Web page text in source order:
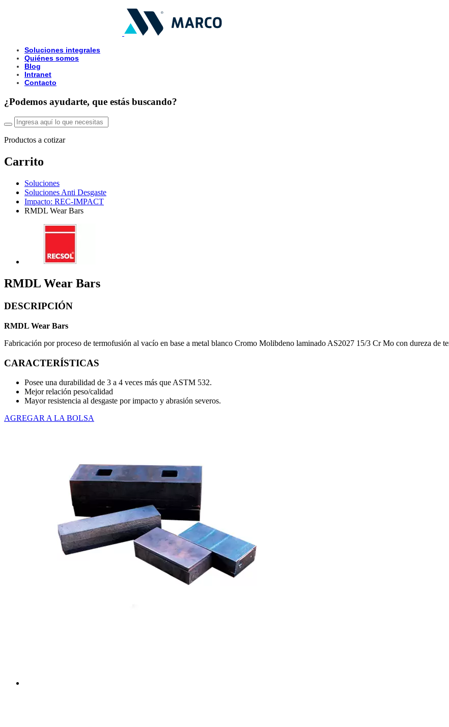
Soluciones integrales
Quiénes somos
Blog
Intranet
Contacto
¿Podemos ayudarte, que estás buscando?
Productos a cotizar
Carrito
Soluciones
Soluciones Anti Desgaste
Impacto: REC-IMPACT
RMDL Wear Bars
RMDL Wear Bars
DESCRIPCIÓN
RMDL Wear Bars
Fabricación por proceso de termofusión al vacío en base a metal blanco Cromo Molibdeno laminado AS2027 15/3 Cr Mo con dureza
CARACTERÍSTICAS
Posee una durabilidad de 3 a 4 veces más que ASTM 532.
Mejor relación peso/calidad
Mayor resistencia al desgaste por impacto y abrasión severos.
AGREGAR A LA BOLSA